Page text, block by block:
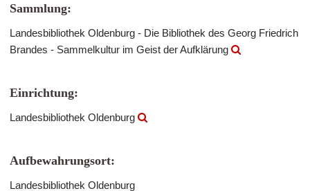
Sammlung:
Landesbibliothek Oldenburg - Die Bibliothek des Georg Friedrich
Brandes - Sammelkultur im Geist der Aufklärung
Einrichtung:
Landesbibliothek Oldenburg
Aufbewahrungsort:
Landesbibliothek Oldenburg